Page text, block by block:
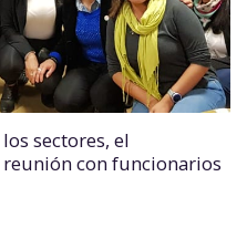
sectores, el
con funcionarios